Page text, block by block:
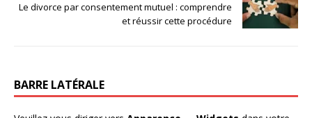
Le divorce par consentement mutuel : comprendre
et réussir cette procédure
BARRE LATÉRALE